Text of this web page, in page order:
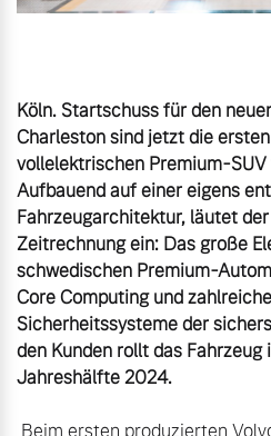
Service by Volvo
Köln. Startschuss für den
Charleston sind jetzt die
vollelektrischen Premium-
Aufbauend auf einer eigens
Fahrzeugarchitektur, läutet
Zeitrechnung ein: Das große
schwedischen Premium-
Core Computing und
Sicherheitssysteme der
den Kunden rollt das Fahrzeug
Jahreshälfte 2024.